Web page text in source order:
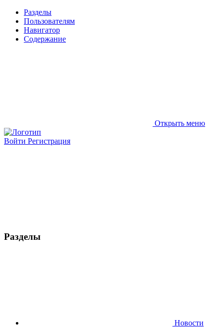
Разделы
Пользователям
Навигатор
Содержание
Открыть меню
Войти Регистрация
Разделы
Новости